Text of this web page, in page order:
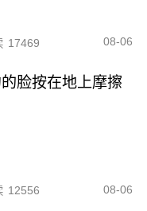
17469 08-06
脸按在地上摩擦
12556 08-06